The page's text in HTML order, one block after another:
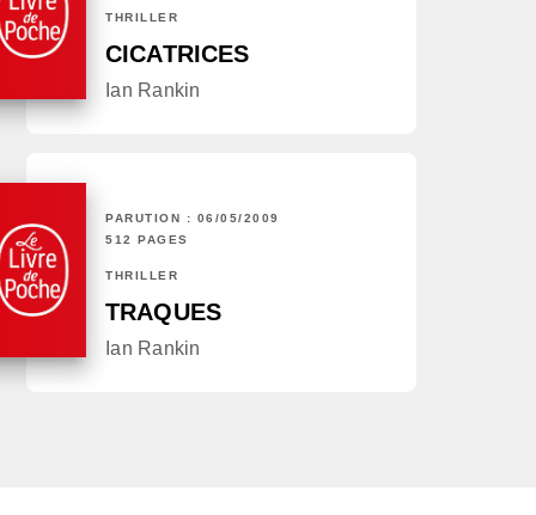
THRILLER
CICATRICES
Ian Rankin
PARUTION : 06/05/2009
512 PAGES
THRILLER
TRAQUES
Ian Rankin